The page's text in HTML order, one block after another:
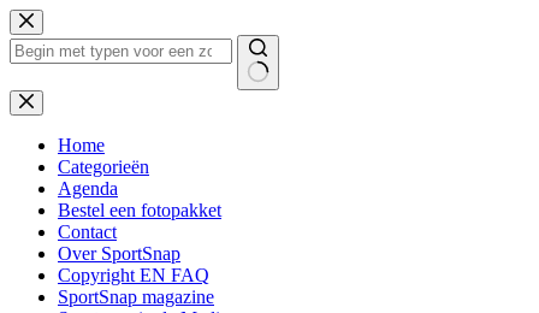
Ga
naar
de
Geen
resultaten
Home
Categorieën
Agenda
Bestel een fotopakket
Contact
Over SportSnap
Copyright EN FAQ
SportSnap magazine